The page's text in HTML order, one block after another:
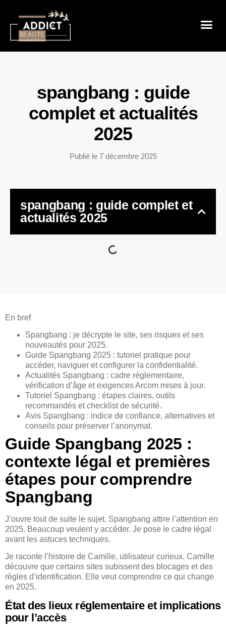
spangbang : guide
complet et actualités
2025
Publié le 7 décembre 2025
spangbang : guide complet et
actualités 2025
En bref
Spangbang : je décrypte le site, ses risques et ses
nouveautés pour 2025.
Guide Spangbang 2025 : tutoriel pratique pour
accéder, naviguer et configurer la confidentialité.
Actualités Spangbang : cadre réglementaire,
vérification d’âge et exigences Arcom mises à jour.
Tutoriel Spangbang : étapes claires, outils
recommandés et checklist de sécurité.
Avis Spangbang : indice de confiance, alternatives et
conseils pour préserver l’anonymat.
Guide Spangbang 2025 :
contexte légal et premières
étapes pour comprendre
Spangbang
J’ouvre tout de suite le sujet. Spangbang attire l’attention en
2025. Beaucoup veulent y accéder. Je pose le cadre légal
avant les astuces techniques.
Je raconte l’histoire de Camille, utilisateur curieux. Camille
découvre que certains sites subissent des blocages et des
règles d’identification. Elle veut comprendre ce qui change
en 2025.
État des lieux réglementaire et implications
pour l’accès